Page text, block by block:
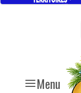
Menu